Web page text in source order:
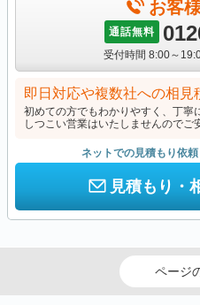
お客
通話無料
受付時間 8:00～
即日対応や複数社への相
初めての方でもわかりやすく、丁寧
しつこい営業はいたしませんのでご
ネットでの見積もり依
見積もり・
ページ